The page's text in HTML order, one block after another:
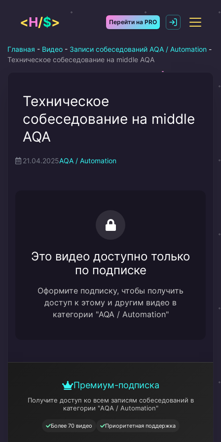
содержимому
<H/$> Перейти на PRO
Главная - Видео - Записи собеседований AQA / Automation -
Техническое собеседование на middle AQA
Техническое
собеседование на middle
AQA
21.04.2025AQA / Automation
Это видео доступно только
по подписке
Оформите подписку, чтобы получить
доступ к этому и другим видео в
категории "AQA / Automation"
Премиум-подписка
Получите доступ ко всем записям собеседований в
категории "AQA / Automation"
Более 70 видео Приоритетная поддержка